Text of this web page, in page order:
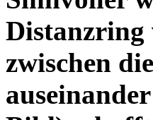
Distanzring
zwischen